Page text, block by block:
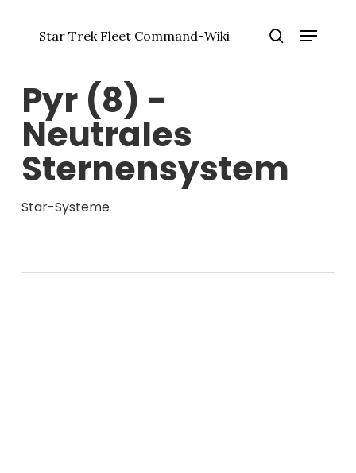
HauptinhaltStar Trek Fleet Command-Wiki
Menü
Pyr (8) -
Neutrales
Sternensystem
Star-Systeme